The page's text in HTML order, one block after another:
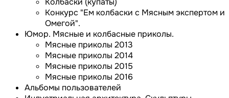
Конкурс "Ем колбаски с Мясным экспертом и
Омегой".
Юмор. Мясные и колбасные приколы.
Мясные приколы 2013
Мясные приколы 2014
Мясные приколы 2015
Мясные приколы 2016
Альбомы пользователей